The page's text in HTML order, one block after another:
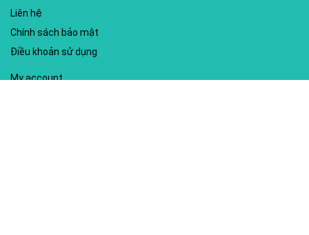
Liên hệ
Chính sách bảo mật
Điều khoản sử dụng
My account